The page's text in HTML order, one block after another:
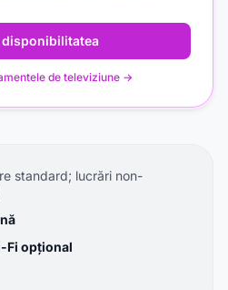
de televiziune →
standard; lucrări non-
Fi opțional